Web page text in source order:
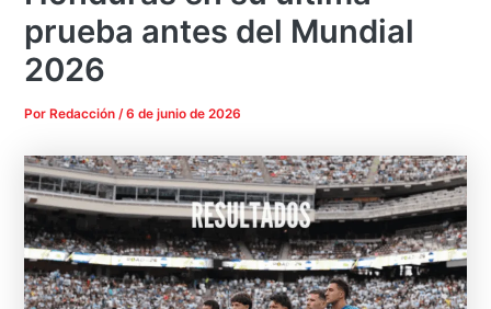
prueba antes del Mundial
2026
Por Redacción/6 de junio de 2026